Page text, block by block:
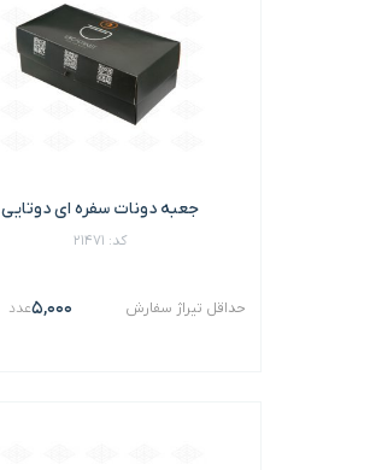
جعبه دونات سفره ای دوتایی
کد: 21471
حداقل تیراژ سفارش 5,000عدد